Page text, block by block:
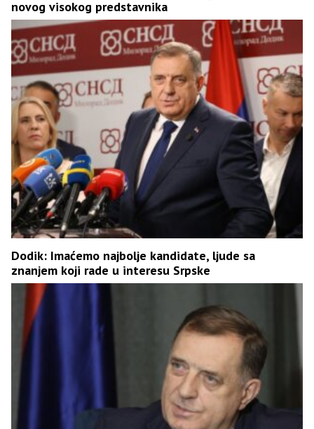
novog visokog predstavnika
Dodik: Imaćemo najbolje kandidate, ljude sa
znanjem koji rade u interesu Srpske